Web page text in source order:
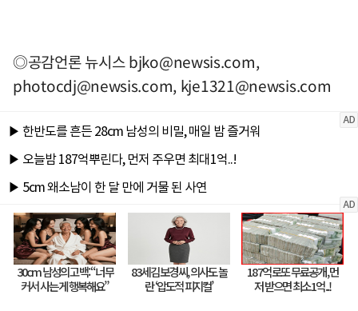
◎공감언론 뉴시스bjko@newsis.com,
photocdj@newsis.com, kje1321@newsis.com